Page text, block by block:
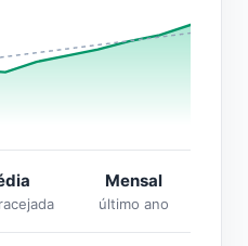
Mensal
último ano